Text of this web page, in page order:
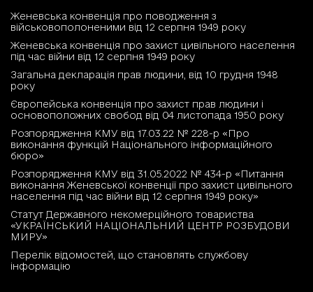
Женевська конвенція про поводження з
військовополоненими від 12 серпня 1949 року
Женевська конвенція про захист цивільного населення
під час війни від 12 серпня 1949 року
Загальна декларація прав людини, від 10 грудня 1948
року
Європейська конвенція про захист прав людини і
основоположних свобод від 04 листопада 1950 року
Розпорядження КМУ від 17.03.22 № 228-р «Про
виконання функцій Національного інформаційного
бюро»
Розпорядження КМУ від 31.05.2022 № 434-р «Питання
виконання Женевської конвенції про захист цивільного
населення під час війни від 12 серпня 1949 року»
Статут Державного некомерційного товариства
«УКРАЇНСЬКИЙ НАЦІОНАЛЬНИЙ ЦЕНТР РОЗБУДОВИ
МИРУ»
Перелік відомостей, що становлять службову
інформацію